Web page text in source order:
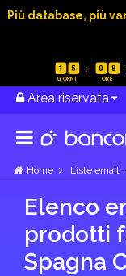
Più database, più
1 5 0 8
Area riservata
Home Liste email
Elenco
prodotti
Spagna